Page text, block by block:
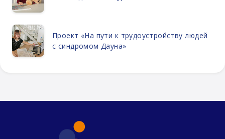
Проект «На пути к трудоустройству людей
с синдромом Дауна»